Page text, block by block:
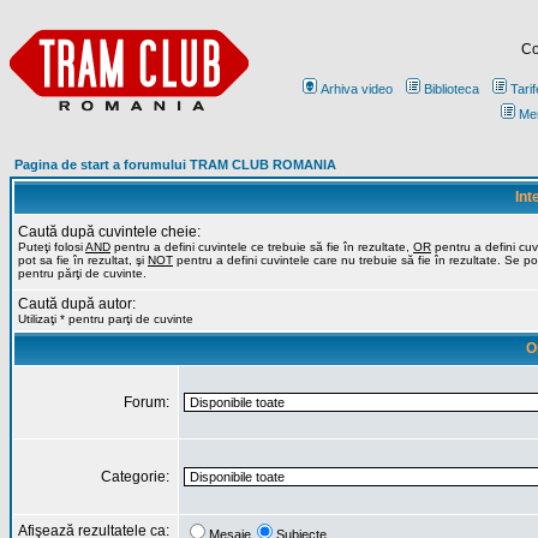
Arhiva video Biblioteca
Pagina de start a forumului TRAM CLUB ROMANIA
Caută după cuvintele cheie:
Puteţi folosiAND pentru a defini cuvintele ce trebuie să fie în rezultate, OR pentru a defini
pot sa fie în rezultat, şi NOT pentru a defini cuvintele care nu trebuie să fie în rezultate. Se
pentru părţi de cuvinte.
Caută după autor:
Utilizaţi * pentru parţi de cuvinte
Forum:
Categorie:
Afişează rezultatele ca: Mesaje Subiecte